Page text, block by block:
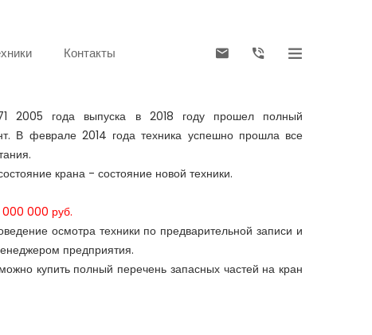
Контакты
2005 года выпуска в 2018 году прошел полный
В феврале 2014 года техника успешно прошла все
крана - состояние новой техники.
000 руб.
осмотра техники по предварительной записи и
предприятия.
купить полный перечень запасных частей на кран